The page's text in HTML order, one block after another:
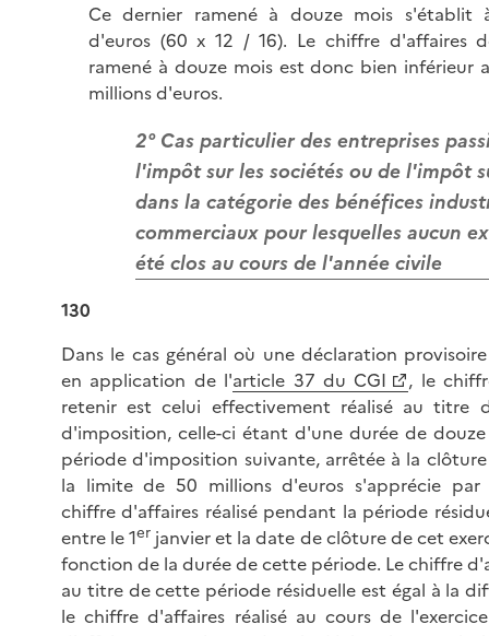
Ce dernier ramené à douze mois s'établit
d'euros (60 x 12 / 16). Le chiffre d'affaires
ramené à douze mois est donc bien inférieur
millions d'euros.
2° Cas particulier des entreprises
l'impôt sur les sociétés ou de l'impôt
dans la catégorie des bénéfices
commerciaux pour lesquelles aucun
été clos au cours de l'année civile
130
Dans le cas général où une déclaration
en application de l'article 37 du CGI
, le
retenir est celui effectivement réalisé au titre
d'imposition, celle-ci étant d'une durée de douze
période d'imposition suivante, arrêtée à la
la limite de 50 millions d'euros s'apprécie par
chiffre d'affaires réalisé pendant la période
entre le 1er janvier et la date de clôture de cet
fonction de la durée de cette période. Le chiffre
au titre de cette période résiduelle est égal à la
le chiffre d'affaires réalisé au cours de